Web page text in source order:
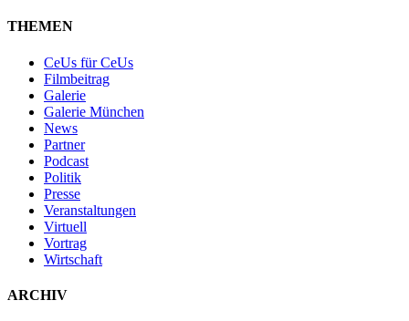
THEMEN
CeUs für CeUs
Filmbeitrag
Galerie
Galerie München
News
Partner
Podcast
Politik
Presse
Veranstaltungen
Virtuell
Vortrag
Wirtschaft
ARCHIV